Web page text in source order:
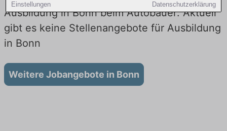
Einstellungen Datenschutzerklärung
Ausbildung in Bonn beim Autobauer: Aktuell
gibt es keine Stellenangebote für Ausbildung
in Bonn
Weitere Jobangebote in Bonn